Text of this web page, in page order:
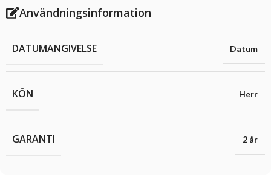
Användningsinformation
DATUMANGIVELSE Datum
KÖN Herr
GARANTI 2 år